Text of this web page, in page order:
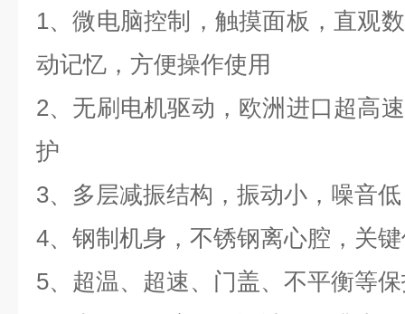
1、微电脑控制，触摸面板，直观
动记忆，方便操作使用
2、无刷电机驱动，欧洲进口超高
护
3、多层减振结构，振动小，噪音
4、钢制机身，不锈钢离心腔，关
5、超温、超速、门盖、不平衡等